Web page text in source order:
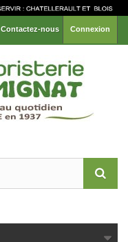
Connexion
Contactez-nous